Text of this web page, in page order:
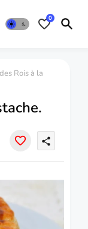
0
Rois à la
share